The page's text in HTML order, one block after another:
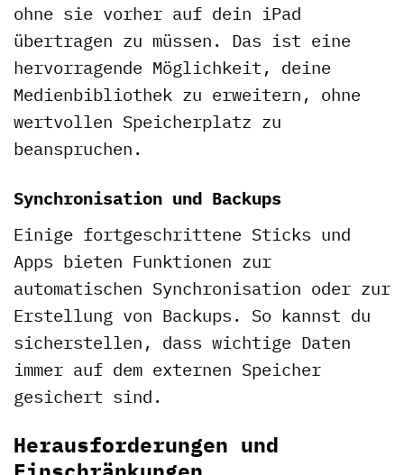
ohne sie vorher auf dein iPad
übertragen zu müssen. Das ist eine
hervorragende Möglichkeit, deine
Medienbibliothek zu erweitern, ohne
wertvollen Speicherplatz zu
beanspruchen.
Synchronisation und Backups
Einige fortgeschrittene Sticks und
Apps bieten Funktionen zur
automatischen Synchronisation oder zur
Erstellung von Backups. So kannst du
sicherstellen, dass wichtige Daten
immer auf dem externen Speicher
gesichert sind.
Herausforderungen und